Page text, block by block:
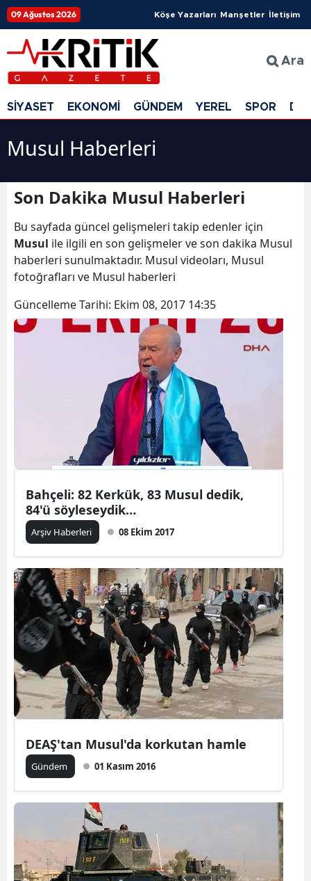
09 Ağustos 2026 Köşe Yazarları Manşetler İletişim
Ara
SİYASET EKONOMİ GÜNDEM YEREL SPOR
Musul Haberleri
Son Dakika Musul Haberleri
Bu sayfada güncel gelişmeleri takip edenler için
Musul ile ilgili en son gelişmeler ve son dakika Musul
haberleri sunulmaktadır. Musul videoları, Musul
fotoğrafları ve Musul haberleri
Güncelleme Tarihi: Ekim 08, 2017 14:35
Bahçeli: 82 Kerkük, 83 Musul dedik,
84'ü söyleseydik…
Arşiv Haberleri 08 Ekim 2017
DEAŞ'tan Musul'da korkutan hamle
Gündem 01 Kasım 2016